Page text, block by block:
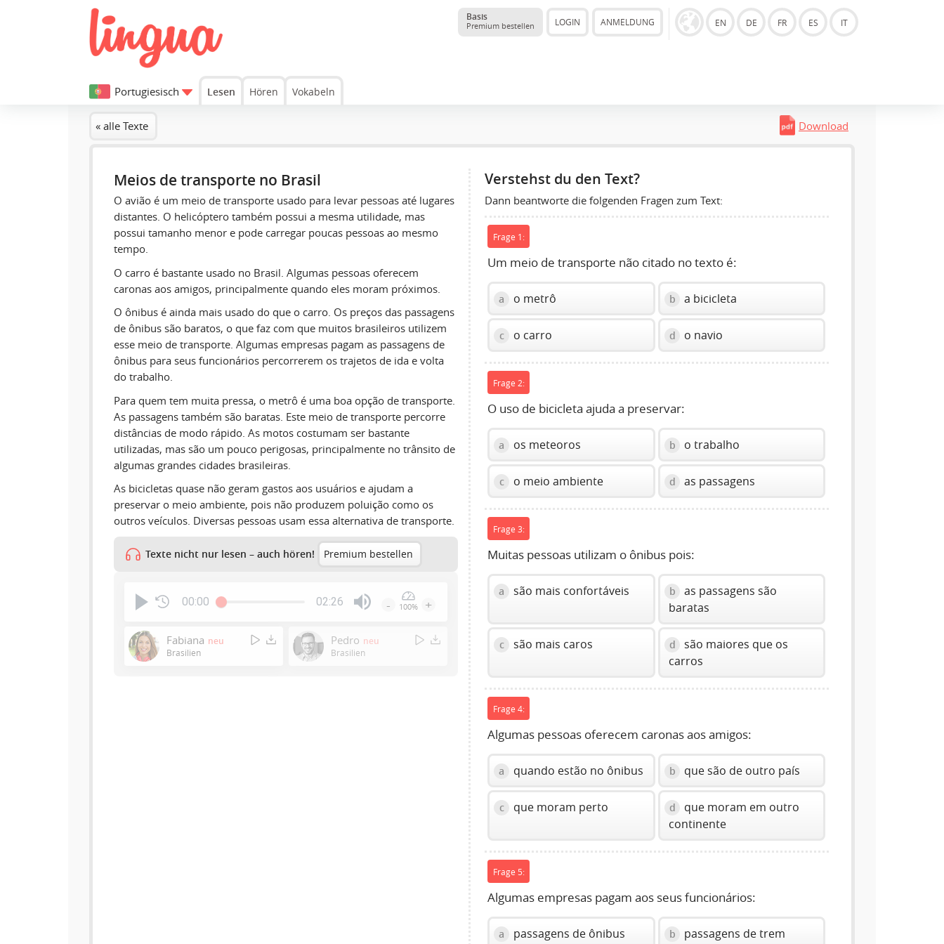
Basis
Premium bestellen LOGIN ANMELDUNG EN DE FR ES IT
Portugiesisch Lesen Hören Vokabeln
« alle Texte Download
Meios de transporte no Brasil
O avião é um meio de transporte usado para levar pessoas até lugares
distantes. O helicóptero também possui a mesma utilidade, mas
possui tamanho menor e pode carregar poucas pessoas ao mesmo
tempo.
O carro é bastante usado no Brasil. Algumas pessoas oferecem
caronas aos amigos, principalmente quando eles moram próximos.
O ônibus é ainda mais usado do que o carro. Os preços das passagens
de ônibus são baratos, o que faz com que muitos brasileiros utilizem
esse meio de transporte. Algumas empresas pagam as passagens de
ônibus para seus funcionários percorrerem os trajetos de ida e volta
do trabalho.
Para quem tem muita pressa, o metrô é uma boa opção de transporte.
As passagens também são baratas. Este meio de transporte percorre
distâncias de modo rápido. As motos costumam ser bastante
utilizadas, mas são um pouco perigosas, principalmente no trânsito de
algumas grandes cidades brasileiras.
As bicicletas quase não geram gastos aos usuários e ajudam a
preservar o meio ambiente, pois não produzem poluição como os
outros veículos. Diversas pessoas usam essa alternativa de transporte.
Texte nicht nur lesen – auch hören! Premium bestellen
00:00 02:26
or
- 100% +
Fabiana neu
Brasilien
Pedro neu
Brasilien
Verstehst du den Text?
Dann beantworte die folgenden Fragen zum Text:
Frage 1:
Um meio de transporte não citado no texto é:
a o metrô b a bicicleta
c o carro d o navio
Frage 2:
O uso de bicicleta ajuda a preservar:
a os meteoros b o trabalho
c o meio ambiente d as passagens
Frage 3:
Muitas pessoas utilizam o ônibus pois:
a são mais confortáveis b
as passagens são
baratas
c são mais caros d
são maiores que os
carros
Frage 4:
Algumas pessoas oferecem caronas aos amigos:
a quando estão no ônibus b que são de outro país
c que moram perto d
que moram em outro
continente
Frage 5:
Algumas empresas pagam aos seus funcionários:
a passagens de ônibus b passagens de trem